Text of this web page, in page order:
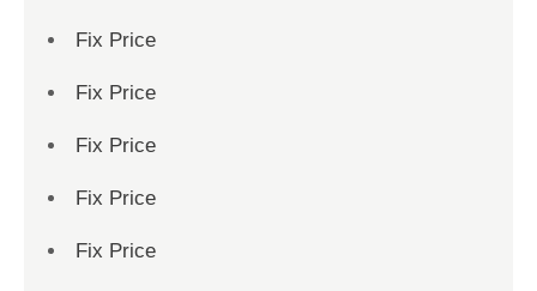
Fix Price
Fix Price
Fix Price
Fix Price
Fix Price